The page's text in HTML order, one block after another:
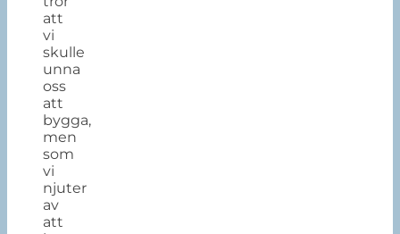
att
vi
skulle
unna
oss
att
bygga,
men
som
vi
njuter
av
att